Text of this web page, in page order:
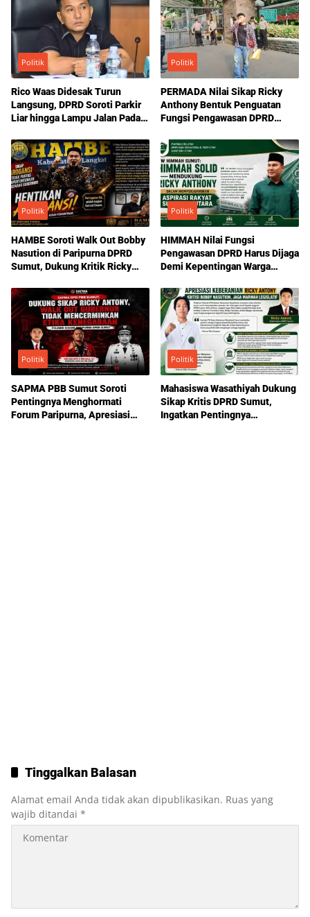
Politik
Rico Waas Didesak Turun
Langsung, DPRD Soroti Parkir
Liar hingga Lampu Jalan Padam
Politik
PERMADA Nilai Sikap Ricky
Anthony Bentuk Penguatan
Fungsi Pengawasan DPRD
Politik
HAMBE Soroti Walk Out Bobby
Nasution di Paripurna DPRD
Sumut, Dukung Kritik Ricky
Politik
HIMMAH Nilai Fungsi
Pengawasan DPRD Harus Dijaga
Demi Kepentingan Warga
Politik
SAPMA PBB Sumut Soroti
Pentingnya Menghormati
Forum Paripurna, Apresiasi
Politik
Mahasiswa Wasathiyah Dukung
Sikap Kritis DPRD Sumut,
Ingatkan Pentingnya
Tinggalkan Balasan
Alamat email Anda tidak akan dipublikasikan. Ruas yang
wajib ditandai *